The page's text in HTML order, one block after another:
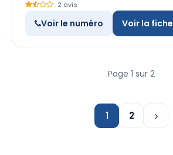
2 avis
Voir le numéro Voir la fiche
Page 1 sur 2
1 2